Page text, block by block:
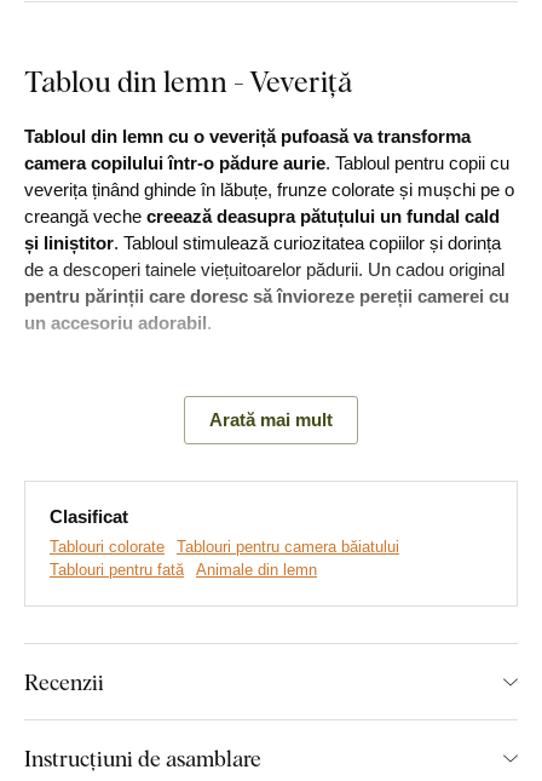
Tablou din lemn - Veveriță
Tabloul din lemn cu o veveriță pufoasă va transforma
camera copilului într-o pădure aurie. Tabloul pentru copii cu
veverița ținând ghinde în lăbuțe, frunze colorate și mușchi pe o
creangă veche creează deasupra pătuțului un fundal cald
și liniștitor. Tabloul stimulează curiozitatea copiilor și dorința
de a descoperi tainele viețuitoarelor pădurii. Un cadou original
pentru părinții care doresc să învioreze pereții camerei cu
un accesoriu adorabil.
groase de lemn
mai avansată tehnologie și vopsele de calitate superioară.
După ce placa este imprimată, decupăm tabloul cu ajutorul
tehnologiei laser, obținând astfel o margine maro închis
Arată mai mult
Clasificat
Tablouri colorate
Tablouri pentru camera băiatului
Tablouri pentru fată
Animale din lemn
Recenzii
Instrucțiuni de asamblare